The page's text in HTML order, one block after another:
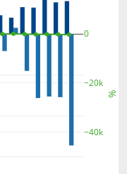
−40k
−20k
0
%